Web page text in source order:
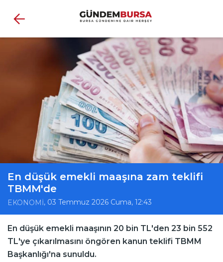
En düşük emekli maaşına zam teklifi
TBMM'de
EKONOMİ, 03 Temmuz 2026 Cuma, 12:43
En düşük emekli maaşının 20 bin TL'den 23 bin 552
TL'ye çıkarılmasını öngören kanun teklifi TBMM
Başkanlığı'na sunuldu.